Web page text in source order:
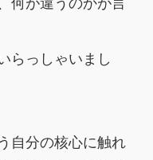
何が違うのかが言
らっしゃいまし
自分の核心に触れ